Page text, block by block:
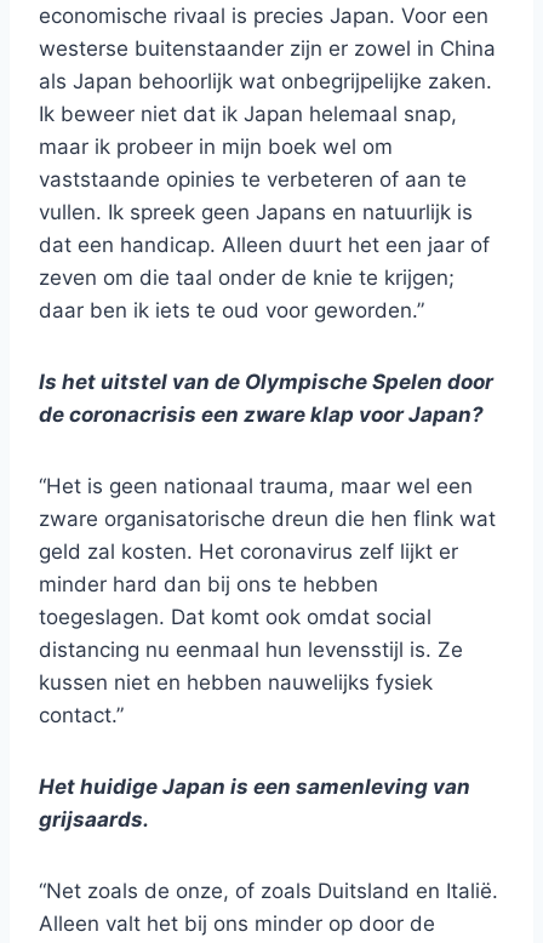
economische rivaal is precies Japan. Voor een
westerse buitenstaander zijn er zowel in China
als Japan behoorlijk wat onbegrijpelijke zaken.
Ik beweer niet dat ik Japan helemaal snap,
maar ik probeer in mijn boek wel om
vaststaande opinies te verbeteren of aan te
vullen. Ik spreek geen Japans en natuurlijk is
dat een handicap. Alleen duurt het een jaar of
zeven om die taal onder de knie te krijgen;
daar ben ik iets te oud voor geworden.”
Is het uitstel van de Olympische Spelen door
de coronacrisis een zware klap voor Japan?
“Het is geen nationaal trauma, maar wel een
zware organisatorische dreun die hen flink wat
geld zal kosten. Het coronavirus zelf lijkt er
minder hard dan bij ons te hebben
toegeslagen. Dat komt ook omdat social
distancing nu eenmaal hun levensstijl is. Ze
kussen niet en hebben nauwelijks fysiek
contact.”
Het huidige Japan is een samenleving van
grijsaards.
“Net zoals de onze, of zoals Duitsland en Italië.
Alleen valt het bij ons minder op door de